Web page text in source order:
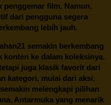
penggemar film. Namun,
dari pengguna segera
lebih jauh.
semakin berkembang
konten ke dalam koleksinya.
juga klasik favorit dari
kategori, mulai dari aksi,
melengkapi pilihan
Antarmuka yang menarik